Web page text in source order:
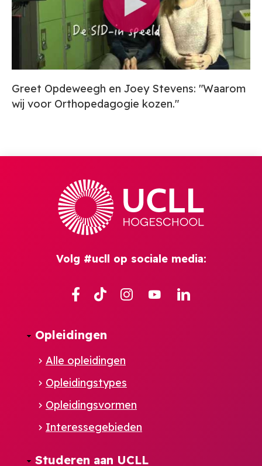
Greet Opdeweegh en Joey Stevens: "Waarom
wij voor Orthopedagogie kozen."
Volg #ucll op sociale media:
Facebook
TikTok Instagram
YouTube
Opleidingen
Alle opleidingen
Opleidingstypes
Opleidingsvormen
Interessegebieden
Studeren aan UCLL